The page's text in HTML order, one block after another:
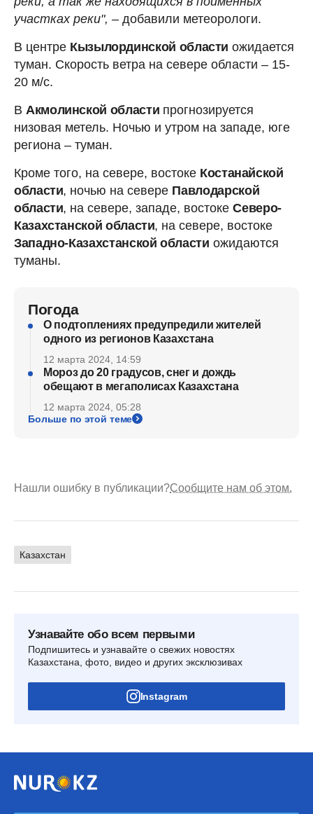
участках реки", – добавили метеорологи.
В центре Кызылординской области ожидается
туман. Скорость ветра на севере области – 15-
20 м/с.
В Акмолинской области прогнозируется
низовая метель. Ночью и утром на западе, юге
региона – туман.
Кроме того, на севере, востоке Костанайской
области, ночью на севере Павлодарской
области, на севере, западе, востокеСеверо-
Казахстанской области, на севере, востоке
Западно-Казахстанской области ожидаются
туманы.
Погода
О подтоплениях предупредили жителей
одного из регионов Казахстана
12 марта 2024, 14:59
Мороз до 20 градусов, снег и дождь
обещают в мегаполисах Казахстана
12 марта 2024, 05:28
Больше по этой теме
Нашли ошибку в публикации?Сообщите нам об этом.
Казахстан
Узнавайте обо всем первыми
Подпишитесь и узнавайте о свежих новостях
Казахстана, фото, видео и других эксклюзивах
Instagram